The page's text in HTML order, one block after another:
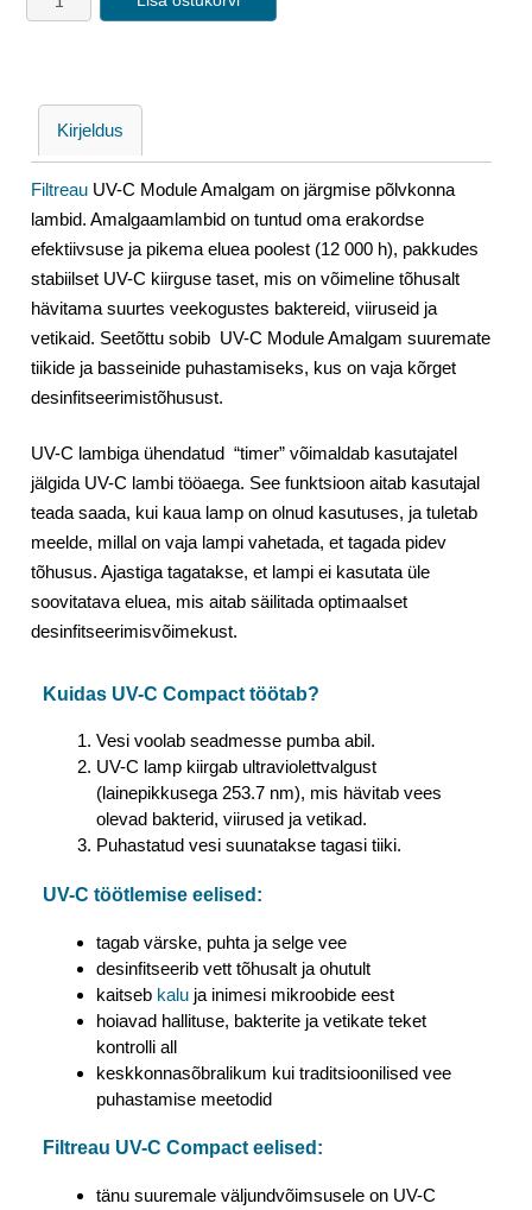
Kirjeldus
FiltreauUV-C Module Amalgam on järgmise põlvkonna
lambid. Amalgaamlambid on tuntud oma erakordse
efektiivsuse ja pikema eluea poolest (12 000 h), pakkudes
stabiilset UV-C kiirguse taset, mis on võimeline tõhusalt
hävitama suurtes veekogustes baktereid, viiruseid ja
vetikaid. Seetõttu sobib UV-C Module Amalgam suuremate
tiikide ja basseinide puhastamiseks, kus on vaja kõrget
desinfitseerimistõhusust.
UV-C lambiga ühendatud “timer” võimaldab kasutajatel
jälgida UV-C lambi tööaega. See funktsioon aitab kasutajal
teada saada, kui kaua lamp on olnud kasutuses, ja tuletab
meelde, millal on vaja lampi vahetada, et tagada pidev
tõhusus. Ajastiga tagatakse, et lampi ei kasutata üle
soovitatava eluea, mis aitab säilitada optimaalset
desinfitseerimisvõimekust.
Kuidas UV-C Compact töötab?
Vesi voolab seadmesse pumba abil.
UV-C lamp kiirgab ultraviolettvalgust
(lainepikkusega 253.7 nm), mis hävitab vees
olevad bakterid, viirused ja vetikad.
Puhastatud vesi suunatakse tagasi tiiki.
UV-C töötlemise eelised:
tagab värske, puhta ja selge vee
desinfitseerib vett tõhusalt ja ohutult
kaitseb kaluja inimesi mikroobide eest
hoiavad hallituse, bakterite ja vetikate teket
kontrolli all
keskkonnasõbralikum kui traditsioonilised vee
puhastamise meetodid
Filtreau UV-C Compact eelised:
tänu suuremale väljundvõimsusele on UV-C